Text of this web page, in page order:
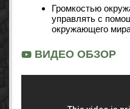
Громкостью
управлять с
окружающего
ВИДЕО ОБЗОР